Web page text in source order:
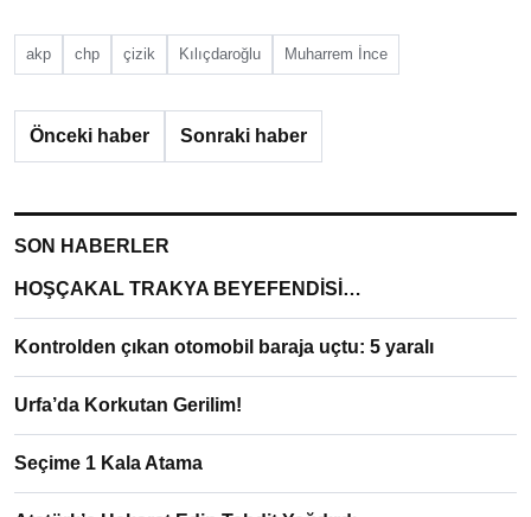
akp chp çizik Kılıçdaroğlu Muharrem İnce
Önceki haber Sonraki haber
SON HABERLER
HOŞÇAKAL TRAKYA BEYEFENDİSİ…
Kontrolden çıkan otomobil baraja uçtu: 5 yaralı
Urfa’da Korkutan Gerilim!
Seçime 1 Kala Atama